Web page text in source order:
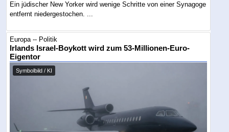
Ein jüdischer New Yorker wird wenige Schritte von einer Synagoge
entfernt niedergestochen. ...
Europa -- Politik
Irlands Israel-Boykott wird zum 53-Millionen-Euro-
Eigentor
Symbolbild / KI